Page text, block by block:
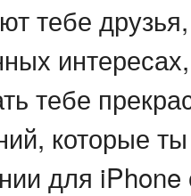
тебе
тебе
которые
для iPhone